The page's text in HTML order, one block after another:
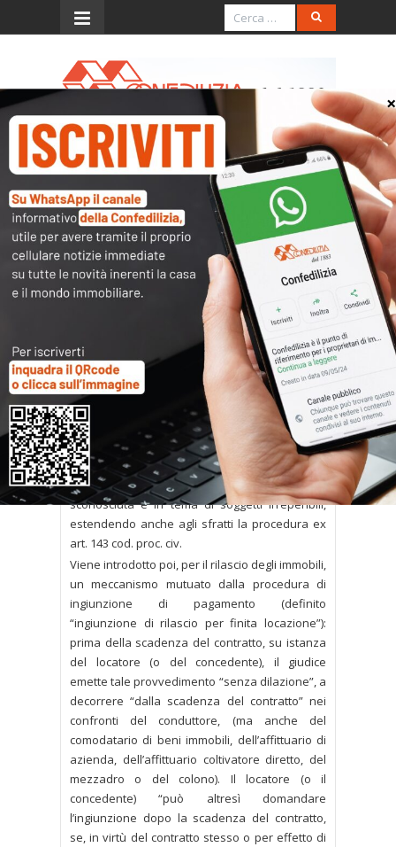
Menu
Depositato in Senato il
disegno di legge “sfratti”
È stato depositato in Senato il disegno di legge
del Governo n. 1896, recante “Disposizioni in
materia di rilascio di immobili”, che accoglie
diverse proposte della Confedilizia.
L’obiettivo – come riportato nella relazione di
accompagnamento – “è rendere maggiormente
rapida ed efficace la restituzione degli immobili,
riservando un’attenzione particolare a quelli
attualmente oggetto di procedimenti per
convalida di licenza e di sfratto per finita
locazione, nonché di sfratto per morosità”.
In questa prospettiva si interviene, anzitutto, in
materia di notifica agli stranieri con dimora
sconosciuta e in tema di soggetti irreperibili,
estendendo anche agli sfratti la procedura ex
art. 143 cod. proc. civ.
Viene introdotto poi, per il rilascio degli immobili,
un meccanismo mutuato dalla procedura di
ingiunzione di pagamento (definito
“ingiunzione di rilascio per finita locazione”):
prima della scadenza del contratto, su istanza
del locatore (o del concedente), il giudice
emette tale provvedimento “senza dilazione”, a
decorrere “dalla scadenza del contratto” nei
confronti del conduttore, (ma anche del
comodatario di beni immobili, dell’affittuario di
azienda, dell’affittuario coltivatore diretto, del
mezzadro o del colono). Il locatore (o il
concedente) “può altresì domandare
l’ingiunzione dopo la scadenza del contratto,
se, in virtù del contratto stesso o per effetto di